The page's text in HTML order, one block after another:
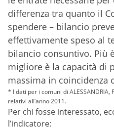
differenza tra quanto il
spendere – bilancio
effettivamente speso al
bilancio consuntivo. Più
migliore è la capacità di
massima in coincidenza
* I dati per i comuni di ALESSANDRIA,
relativi all’anno 2011.
Per chi fosse interessato,
l’indicatore: